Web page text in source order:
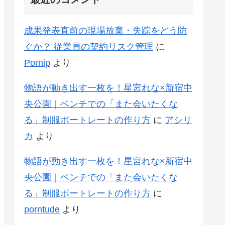
成果発表直前の現場放棄・失踪をどう防
ぐか？ 従業員の契約リスク管理 に
Pornip より
物語が動き出す一枚を！星宮れな×新宿中
央公園｜ベンチでの「また会いたくな
る」制服ポートレートの作り方 に アシリ
カ より
物語が動き出す一枚を！星宮れな×新宿中
央公園｜ベンチでの「また会いたくな
る」制服ポートレートの作り方 に
porntude より